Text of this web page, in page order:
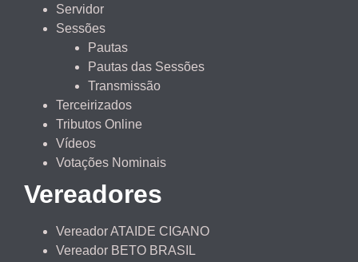
Servidor
Sessões
Pautas
Pautas das Sessões
Transmissão
Terceirizados
Tributos Online
Vídeos
Votações Nominais
Vereadores
Vereador ATAIDE CIGANO
Vereador BETO BRASIL